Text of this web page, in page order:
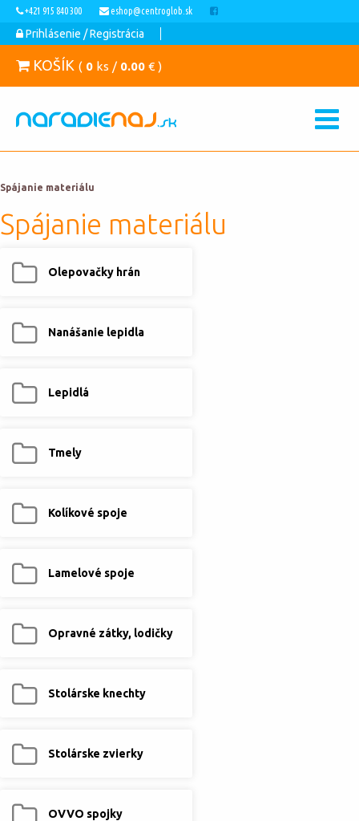
+421 915 840 300 eshop@centroglob.sk
Prihlásenie / Registrácia
KOŠÍK ( 0 ks / 0.00 € )
Spájanie materiálu
Spájanie materiálu
Olepovačky hrán
Nanášanie lepidla
Lepidlá
Tmely
Kolíkové spoje
Lamelové spoje
Opravné zátky, lodičky
Stolárske knechty
Stolárske zvierky
OVVO spojky